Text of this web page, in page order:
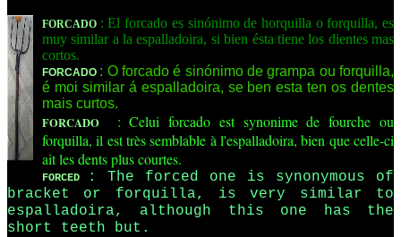
FORCADO : El forcado es sinónimo de horquilla o forquilla, es
muy similar a la espalladoira, si bien ésta tiene los dientes mas
cortos.
FORCADO : O forcado é sinónimo de grampa ou forquilla,
é moi similar á espalladoira, se ben esta ten os dentes
mais curtos.
FORCADO
: Celui forcado est synonime de fourche ou
forquilla, il est très semblable à l'espalladoira, bien que celle-ci
ait les dents plus courtes.
FORCED
: The forced one is synonymous of
bracket or forquilla, is very similar to
espalladoira, although this one has the
short teeth but.